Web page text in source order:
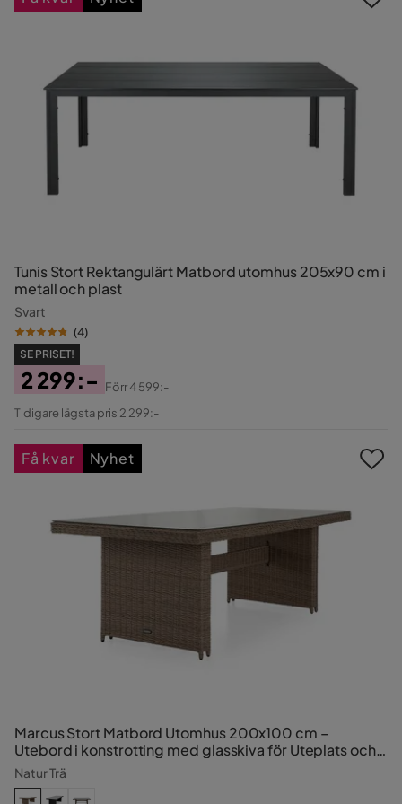
Tunis Stort Rektangulärt Matbord utomhus 205x90 cm i
metall och plast
Svart
(4)
SE PRISET!
Pris
2 299:-
Original
Förr4 599:-
Tidigare lägsta pris 2 299:-
Marcus Stort Matbord Utomhus 200x100 cm –
Utebord i konstrotting med glasskiva för Uteplats och
Trädgård
Natur Trä
Få kvar Nyhet